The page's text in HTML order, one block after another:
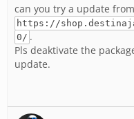
can you try a update
https://
0/ .
Pls deaktivate the
update.